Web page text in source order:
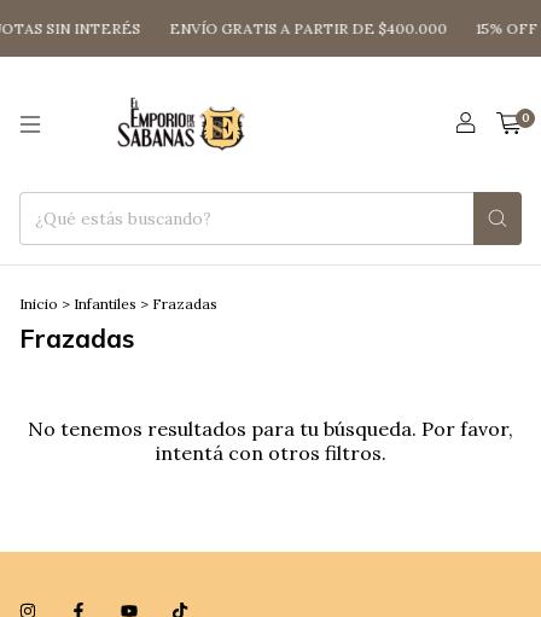
SIN INTERÉS ENVÍO GRATIS A PARTIR DE $400.000 15%
0
Inicio > Infantiles > Frazadas
Frazadas
No tenemos resultados para tu búsqueda. Por favor,
intentá con otros filtros.